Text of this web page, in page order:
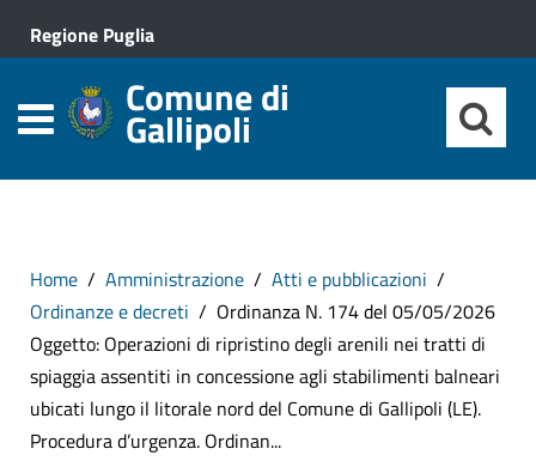
Regione Puglia
Comune di
Gallipoli
Home Amministrazione
Atti e pubblicazioni
Ordinanze e decreti
Ordinanza N. 174 del 05/05/2026
Oggetto: Operazioni di ripristino degli arenili nei tratti di
spiaggia assentiti in concessione agli stabilimenti balneari
ubicati lungo il litorale nord del Comune di Gallipoli (LE).
Procedura d’urgenza. Ordinan...